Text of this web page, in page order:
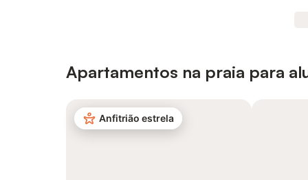
Apartamentos na praia para
Anfitrião estrela